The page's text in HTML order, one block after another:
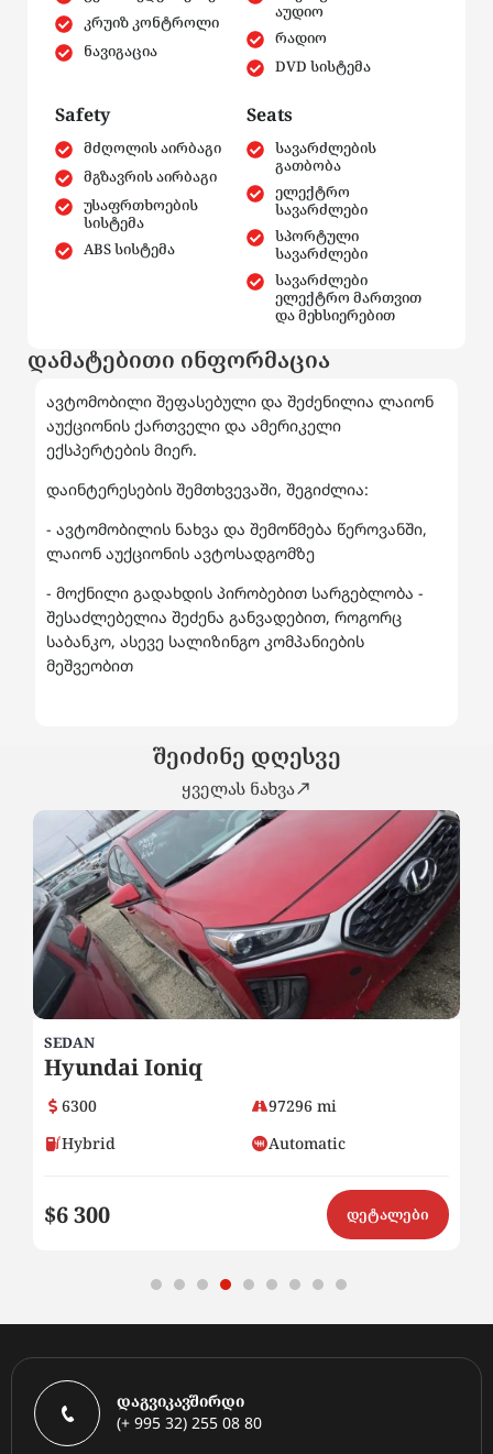
კრუიზ კონტროლი
ნავიგაცია
აუდიო
რადიო
DVD სისტემა
Safety
მძღოლის აირბაგი
მგზავრის აირბაგი
უსაფრთხოების
სისტემა
ABS სისტემა
Seats
სავარძლების
გათბობა
ელექტრო
სავარძლები
სპორტული
სავარძლები
სავარძლები
ელექტრო მართვით
და მეხსიერებით
დამატებითი ინფორმაცია
ავტომობილი შეფასებული და შეძენილია ლაიონ
აუქციონის ქართველი და ამერიკელი
ექსპერტების მიერ.
დაინტერესების შემთხვევაში, შეგიძლია:
- ავტომობილის ნახვა და შემოწმება წეროვანში,
ლაიონ აუქციონის ავტოსადგომზე
- მოქნილი გადახდის პირობებით სარგებლობა -
შესაძლებელია შეძენა განვადებით, როგორც
საბანკო, ასევე სალიზინგო კომპანიების
მეშვეობით
შეიძინე დღესვე
ყველას ნახვა
SEDAN
Hyundai Ioniq
6300
97296 mi
Hybrid
Automatic
$6 300 დეტალები
დაგვიკავშირდი
(+ 995 32) 255 08 80